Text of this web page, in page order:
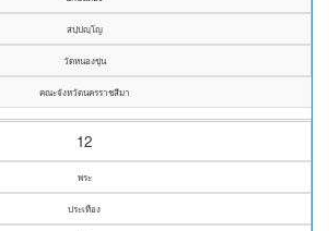
สปฺปญฺโญ
วัดหนองขุ่น
คณะจังหวัดนครราชสีมา
12
พระ
ประเทือง